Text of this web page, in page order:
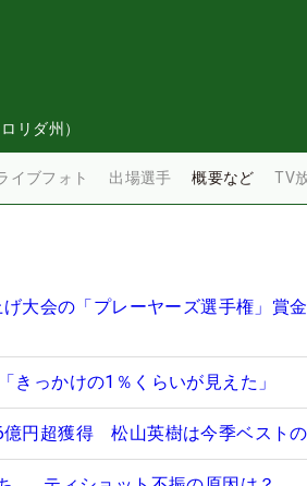
リダ州）
イブフォト 出場選手 概要など TV
大会の「プレーヤーズ選手権」賞
っかけの1％くらいが見えた」
億円超獲得 松山英樹は今季ベスト